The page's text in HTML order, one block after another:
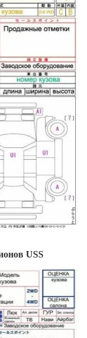
USS